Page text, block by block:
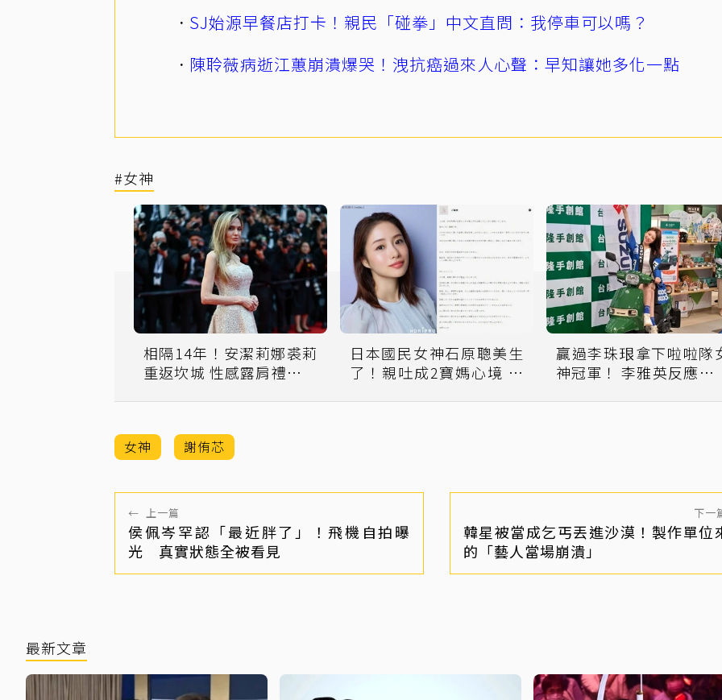
SJ始源早餐店打卡！親民「碰拳」中文直問：我停車可以嗎？
陳聆薇病逝江蕙崩潰爆哭！洩抗癌過來人心聲：早知讓她多化一點
#女神
相隔14年！安潔莉娜裘莉
重返坎城 性感露肩禮服展
日本國民女神石原聰美生
了！親吐成2寶媽心境 公
贏過李珠珢拿下啦啦隊
神冠軍！ 李雅英反應耐人
女神 謝侑芯
← 上一篇
侯佩岑罕認「最近胖了」！飛機自拍曝
光 真實狀態全被看見
下一
韓星被當成乞丐丟進沙漠！製作單位
的「藝人當場崩潰」
最新文章